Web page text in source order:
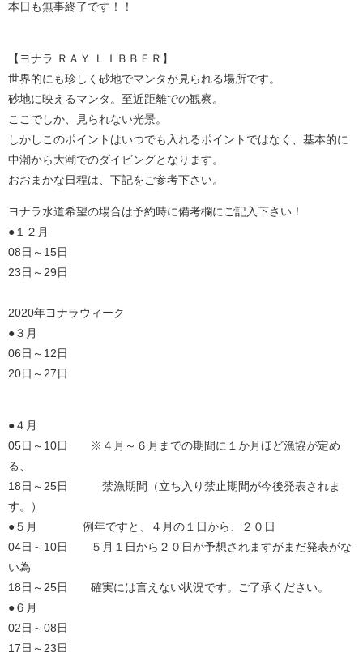
本日も無事終了です！！
【ヨナラ ＲＡＹ ＬＩＢＢＥＲ】
世界的にも珍しく砂地でマンタが見られる場所です。
砂地に映えるマンタ。至近距離での観察。
ここでしか、見られない光景。
しかしこのポイントはいつでも入れるポイントではなく、基本的に
中潮から大潮でのダイビングとなります。
おおまかな日程は、下記をご参考下さい。
ヨナラ水道希望の場合は予約時に備考欄にご記入下さい！
●１２月
08日～15日
23日～29日
2020年ヨナラウィーク
●３月
06日～12日
20日～27日
●４月
05日～10日 ※４月～６月までの期間に１か月ほど漁協が定め
る、
18日～25日 禁漁期間（立ち入り禁止期間が今後発表されま
す。）
●５月 例年ですと、４月の１日から、２０日
04日～10日 ５月１日から２０日が予想されますがまだ発表がな
い為
18日～25日 確実には言えない状況です。ご了承ください。
●６月
02日～08日
17日～23日